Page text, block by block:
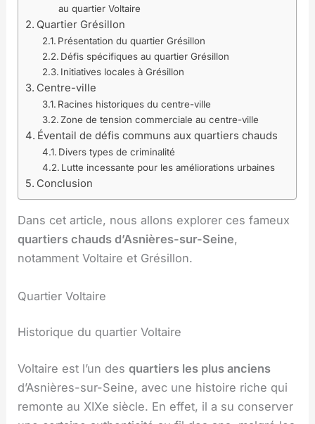
au quartier Voltaire
Quartier Grésillon
Présentation du quartier Grésillon
Défis spécifiques au quartier Grésillon
Initiatives locales à Grésillon
Centre-ville
Racines historiques du centre-ville
Zone de tension commerciale au centre-ville
Éventail de défis communs aux quartiers chauds
Divers types de criminalité
Lutte incessante pour les améliorations urbaines
Conclusion
Dans cet article, nous allons explorer ces fameux
quartiers chauds d’Asnières-sur-Seine,
notamment Voltaire et Grésillon.
Quartier Voltaire
Historique du quartier Voltaire
Voltaire est l’un desquartiers les plus anciens
d’Asnières-sur-Seine, avec une histoire riche qui
remonte au XIXe siècle. En effet, il a su conserver